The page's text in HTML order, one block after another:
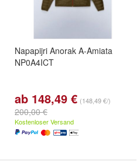
Napapijri Anorak A-Amiata
NP0A4ICT
ab 148,49 € (148,49 €/)
200,00 €
Kostenloser Versand